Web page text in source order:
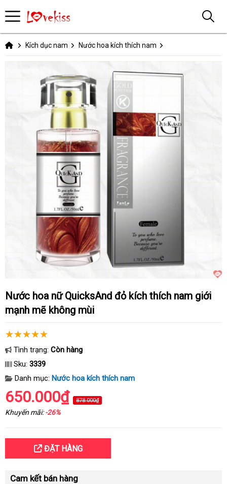
Kích dục nam Nước hoa kích thích nam
Nước hoa nữ QuicksAnd đỏ kích thích nam giới
mạnh mẽ không mùi
Tình trạng: Còn hàng
Sku: 3339
Danh mục: Nước hoa kích thích nam
650.000₫ 878.000₫
Khuyến mãi:-26%
ĐẶT HÀNG
Cam kết bán hàng